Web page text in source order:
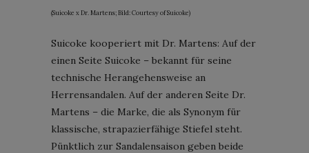
(Suicoke x Dr. Martens; Bild: Courtesy of Suicoke)
Suicoke kooperiert mit Dr. Martens: Auf der
einen Seite Suicoke – bekannt für seine
technische Herangehensweise an
Herrensandalen. Auf der anderen Seite Dr.
Martens – die Marke, die als Synonym für
klassische, strapazierfähige Stiefel steht.
Pünktlich zur Sandalensaison geben beide